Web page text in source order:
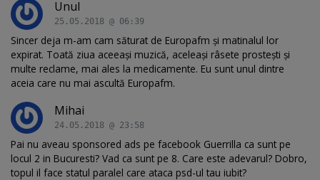
Unul
25.05.2018 @ 06:39
Sincer deja m-am cam săturat de Europafm și matinalul lor
expirat. Toată ziua aceeași muzică, aceleași râsete prostești și
multe reclame, mai ales la medicamente. Eu sunt unul dintre
aceia care nu mai ascultă Europafm.
Mihai
24.05.2018 @ 23:58
Pai nu aveau sponsored ads pe facebook Guerrilla ca sunt pe
locul 2 in Bucuresti? Vad ca sunt pe 8. Care este adevarul? Dobro,
topul il face statul paralel care ataca psd-ul tau iubit?